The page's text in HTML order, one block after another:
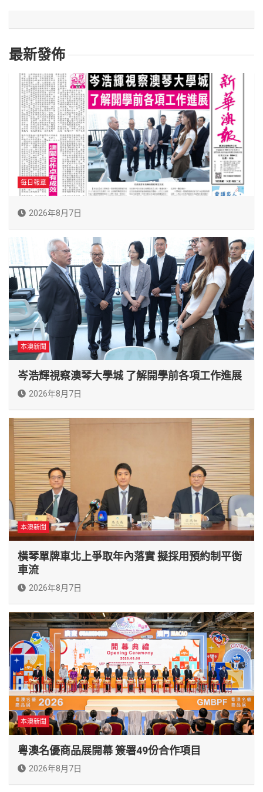
最新發佈
每日報章
2026年8月7日
本澳新聞
岑浩輝視察澳琴大學城 了解開學前各項工作進展
2026年8月7日
本澳新聞
橫琴單牌車北上爭取年內落實 擬採用預約制平衡
車流
2026年8月7日
本澳新聞
粵澳名優商品展開幕 簽署49份合作項目
2026年8月7日